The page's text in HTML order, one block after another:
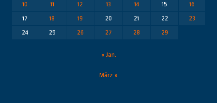
10
11 12 13 14 15
16
17
18 19 20 21 22
23
24
25 26 27 28 29
« Jan.
März »